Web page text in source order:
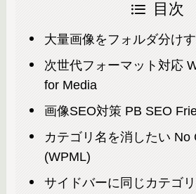
目次
大量画像をフォルダ分け
次世代フォーマット対応
for Media
画像SEO対策 PB SEO
カテゴリ名を消したい No
(WPML)
サイドバーに同じカテゴ